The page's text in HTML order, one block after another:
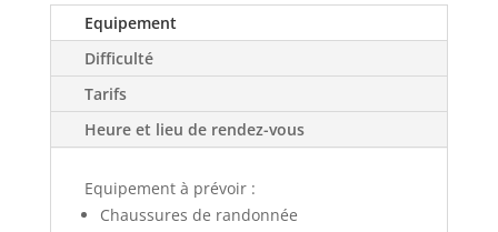
Equipement
Difficulté
Tarifs
Heure et lieu de rendez-vous
Equipement à prévoir :
Chaussures de randonnée